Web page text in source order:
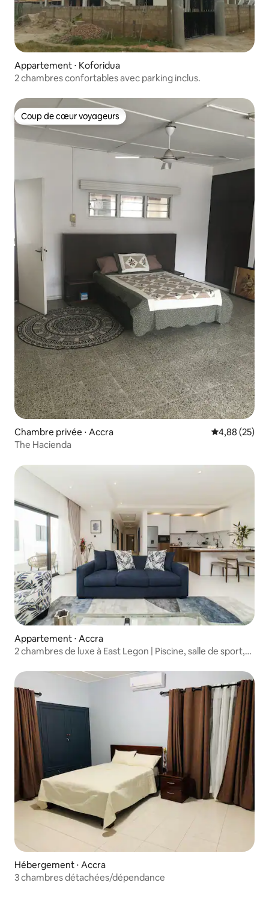
Appartement ⋅ Koforidua
2 chambres confortables avec parking inclus.
Coup de cœur voyageurs
Coup de cœur voyageurs
Chambre privée ⋅ Accra Évaluation
4,88 (25)
The Hacienda
Appartement ⋅ Accra
2 chambres de luxe à East Legon | Piscine, salle de sport,
Hébergement ⋅ Accra
3 chambres détachées/dépendance